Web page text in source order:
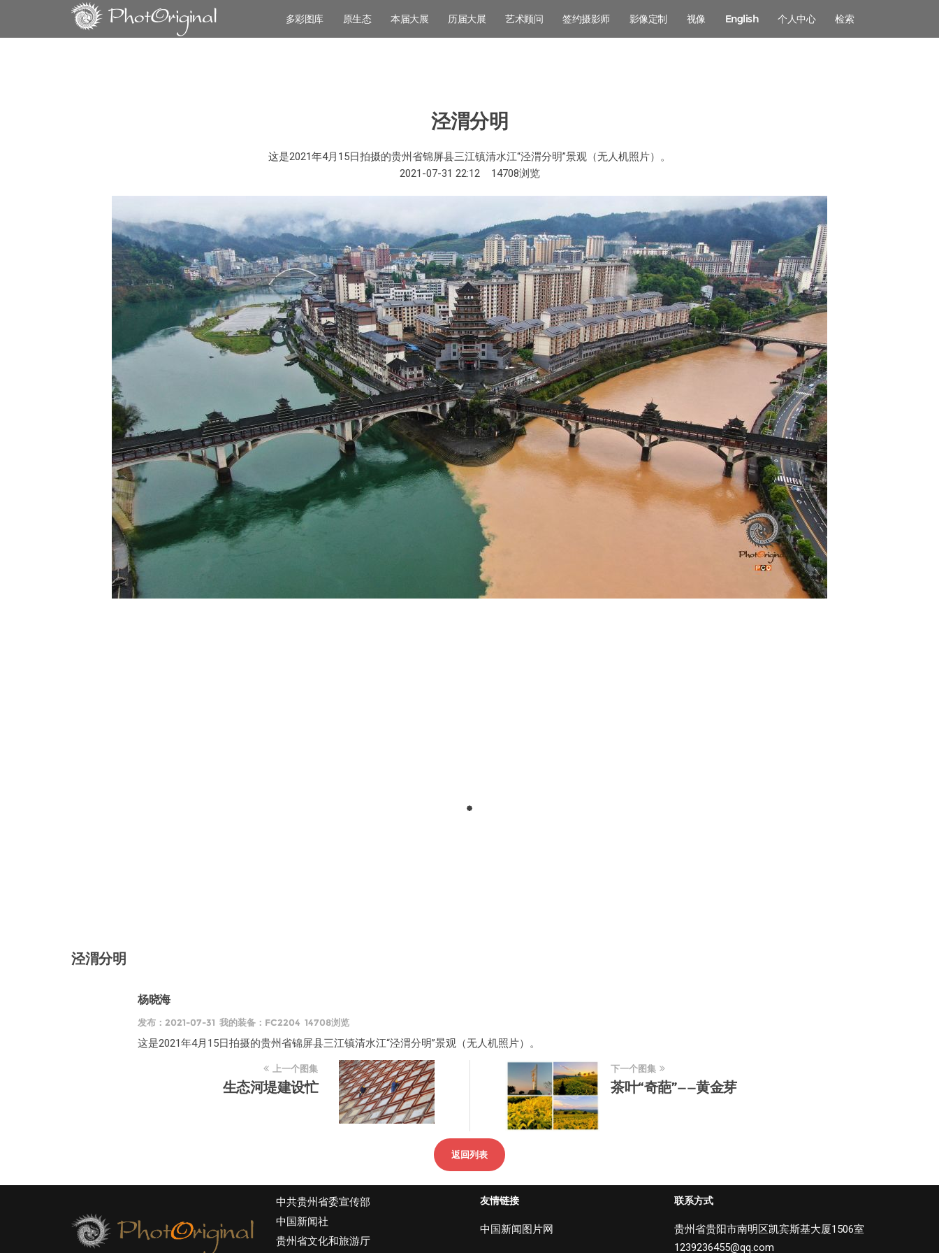
多彩图库 原生态 本届大展 历届大展 艺术顾问 签约摄影师 影像定制 视像 English 个人中心 检索
泾渭分明
这是2021年4月15日拍摄的贵州省锦屏县三江镇清水江“泾渭分明”景观（无人机照片）。
2021-07-31 22:12
14708浏览
泾渭分明
杨晓海
发布：2021-07-31 我的装备：FC2204 14708浏览
这是2021年4月15日拍摄的贵州省锦屏县三江镇清水江“泾渭分明”景观（无人机照片）。
上一个图集
生态河堤建设忙
下一个图集
茶叶“奇葩”——黄金芽
返回列表
中共贵州省委宣传部
中国新闻社
贵州省文化和旅游厅
友情链接
中国新闻图片网
联系方式
贵州省贵阳市南明区凯宾斯基大厦1506室
1239236455@qq.com